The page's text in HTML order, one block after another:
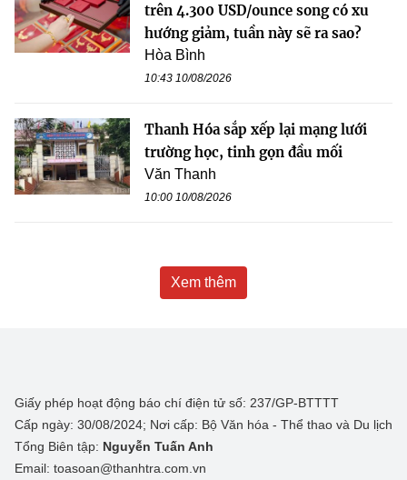
trên 4.300 USD/ounce song có xu
hướng giảm, tuần này sẽ ra sao?
Hòa Bình
10:43 10/08/2026
Thanh Hóa sắp xếp lại mạng lưới
trường học, tinh gọn đầu mối
Văn Thanh
10:00 10/08/2026
Xem thêm
Giấy phép hoạt động báo chí điện tử số: 237/GP-BTTTT
Cấp ngày: 30/08/2024; Nơi cấp: Bộ Văn hóa - Thể thao và Du lịch
Tổng Biên tập: Nguyễn Tuấn Anh
Email: toasoan@thanhtra.com.vn